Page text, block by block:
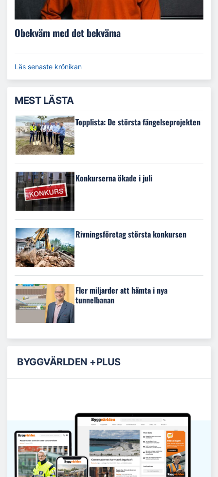
Obekväm med det bekväma
Läs senaste krönikan
MEST LÄSTA
Topplista: De största fängelseprojekten
Konkurserna ökade i juli
Rivningsföretag största konkursen
Fler miljarder att hämta i nya
tunnelbanan
BYGGVÄRLDEN +PLUS